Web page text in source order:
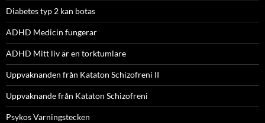
Diabetes typ 2 kan botas
ADHD Medicin fungerar
ADHD Mitt liv är en torktumlare
Uppvaknanden från Kataton Schizofreni II
Uppvaknande från Kataton Schizofreni
Psykos Varningstecken